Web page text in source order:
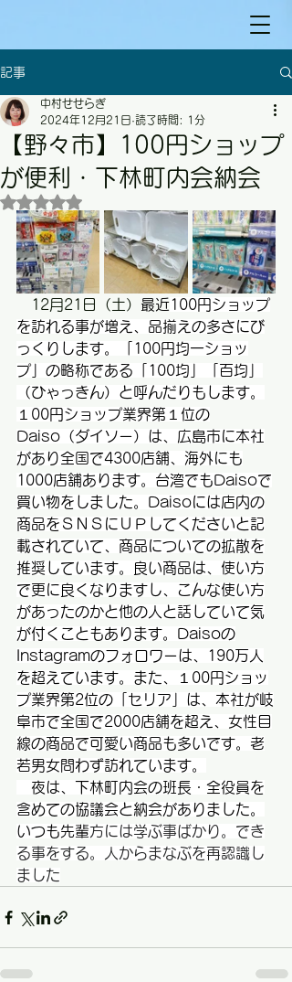
記事
【野々市】100円ショップ
が便利・下林町内会納会
中村せせらぎ
2024年12月21日 読了時間: 1分
5つ星のうちNaNと評価されています。
12月21日（土） 最近100円ショップ
を訪れる事が増え、品揃えの多さにび
っくりします。「100円均一ショッ
プ」の略称である「100均」「百均」
（ひゃっきん）と呼んだりもします。
１00円ショップ業界第１位の
Daiso（ダイソー）は、広島市に本社
があり全国で4300店舗、海外にも
1000店舗あります。台湾でもDaisoで
買い物をしました。Daisoには店内の
商品をＳＮＳにＵＰしてくださいと記
載されていて、商品についての拡散を
推奨しています。良い商品は、使い方
で更に良くなりますし、こんな使い方
があったのかと他の人と話していて気
が付くこともあります。Daisoの
Instagramのフォロワーは、190万人
を超えています。また、１00円ショッ
プ業界第2位の「セリア」は、本社が岐
阜市で全国で2000店舗を超え、女性目
線の商品で可愛い商品も多いです。老
若男女問わず訪れています。
夜は、下林町内会の班長・全役員を
含めての協議会と納会がありました。
いつも先輩方には学ぶ事ばかり。でき
る事をする。人からまなぶを再認識し
ました